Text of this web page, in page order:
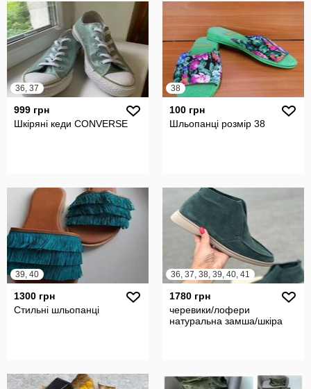
36, 37
999 грн
Шкіряні кеди CONVERSE
38
100 грн
Шльопанці розмір 38
39, 40
1300 грн
Стильні шльопанці
36, 37, 38, 39, 40, 41
1780 грн
черевики/лофери
натуральна замша/шкіра